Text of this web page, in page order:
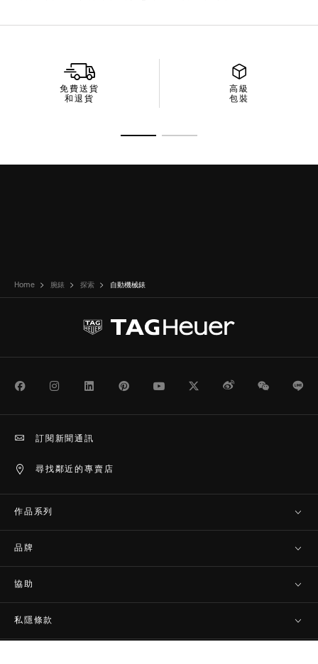
免費送貨
和退貨
高級
包裝
Home 腕錶 探索 自動機械錶
FacebookInstagramLinkedInPinterestYoutubeTwitterWeiboWeChat
尋找鄰近的專賣店
訂閱新聞通訊
作品系列
品牌
協助
私隱條款